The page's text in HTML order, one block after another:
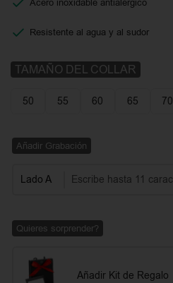
Acero inoxidable antialérgico
Resistente al agua y al sudor
TAMAÑO DEL COLLAR
50 55 60 65 70
Añadir Grabación
Lado A
Quieres sorprender?
Añadir Kit de Regalo